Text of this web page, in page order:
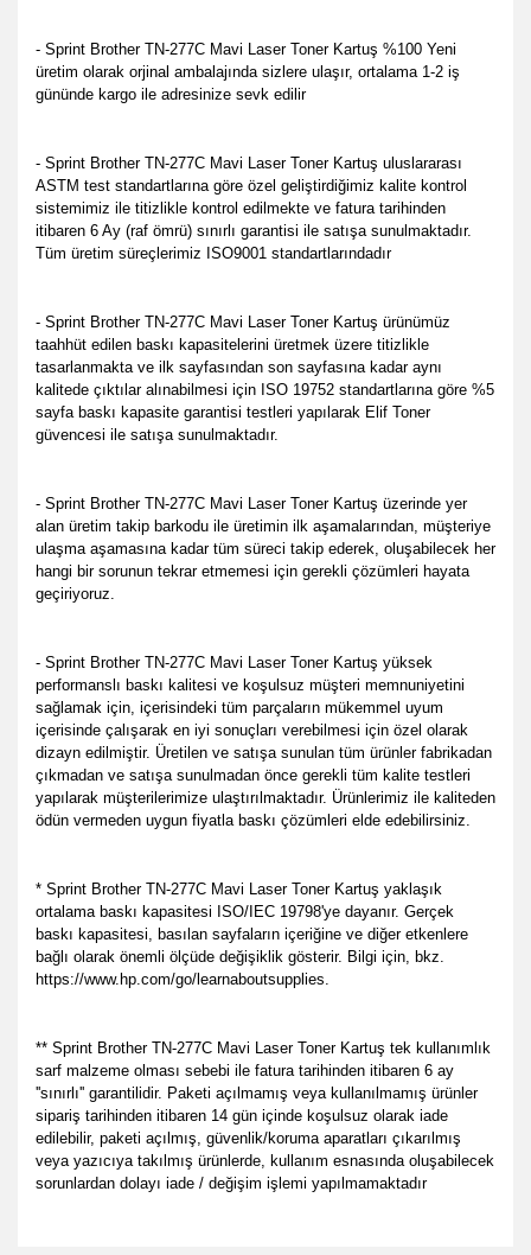
- Sprint Brother TN-277C Mavi Laser Toner Kartuş %100 Yeni
üretim olarak orjinal ambalajında sizlere ulaşır, ortalama 1-2 iş
gününde kargo ile adresinize sevk edilir
- Sprint Brother TN-277C Mavi Laser Toner Kartuş u luslararası
ASTM test standartlarına göre özel geliştirdiğimiz kalite kontrol
sistemimiz ile titizlikle kontrol edilmekte ve fatura tarihinden
itibaren 6 Ay (raf ömrü) sınırlı garantisi ile satışa sunulmaktadır.
Tüm üretim süreçlerimiz ISO9001 standartlarındadır
- Sprint Brother TN-277C Mavi Laser Toner Kartuş ürünümüz
taahhüt edilen baskı kapasitelerini üretmek üzere titizlikle
tasarlanmakta ve ilk sayfasından son sayfasına kadar aynı
kalitede çıktılar alınabilmesi için ISO 19752 standartlarına göre %5
sayfa baskı kapasite garantisi testleri yapılarak Elif Toner
güvencesi ile satışa sunulmaktadır.
- Sprint Brother TN-277C Mavi Laser Toner Kartuş üzerinde yer
alan üretim takip barkodu ile üretimin ilk aşamalarından, müşteriye
ulaşma aşamasına kadar tüm süreci takip ederek, oluşabilecek her
hangi bir sorunun tekrar etmemesi için gerekli çözümleri hayata
geçiriyoruz.
- Sprint Brother TN-277C Mavi Laser Toner Kartuş yüksek
performanslı baskı kalitesi ve koşulsuz müşteri memnuniyetini
sağlamak için, içerisindeki tüm parçaların mükemmel uyum
içerisinde çalışarak en iyi sonuçları verebilmesi için özel olarak
dizayn edilmiştir. Üretilen ve satışa sunulan tüm ürünler fabrikadan
çıkmadan ve satışa sunulmadan önce gerekli tüm kalite testleri
yapılarak müşterilerimize ulaştırılmaktadır. Ürünlerimiz ile kaliteden
ödün vermeden uygun fiyatla baskı çözümleri elde edebilirsiniz.
* Sprint Brother TN-277C Mavi Laser Toner Kartuş yaklaşık
ortalama baskı kapasitesi ISO/IEC 19798'ye dayanır. Gerçek
baskı kapasitesi, basılan sayfaların içeriğine ve diğer etkenlere
bağlı olarak önemli ölçüde değişiklik gösterir. Bilgi için, bkz.
https://www.hp.com/go/learnaboutsupplies.
** Sprint Brother TN-277C Mavi Laser Toner Kartuş tek kullanımlık
sarf malzeme olması sebebi ile fatura tarihinden itibaren 6 ay
''sınırlı'' garantilidir. Paketi açılmamış veya kullanılmamış ürünler
sipariş tarihinden itibaren 14 gün içinde koşulsuz olarak iade
edilebilir, paketi açılmış, güvenlik/koruma aparatları çıkarılmış
veya yazıcıya takılmış ürünlerde, kullanım esnasında oluşabilecek
sorunlardan dolayı iade / değişim işlemi yapılmamaktadır